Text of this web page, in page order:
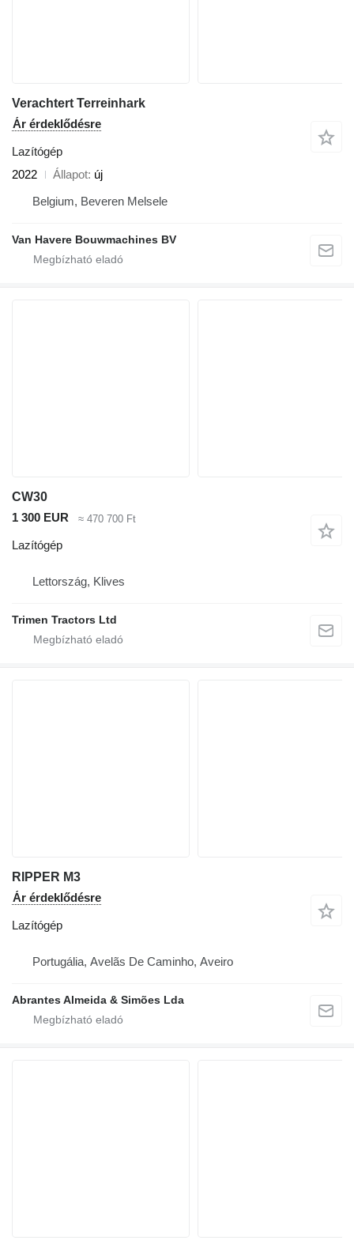
Verachtert Terreinhark
Ár érdeklődésre
Lazítógép
2022
Állapot új
Belgium, Beveren Melsele
Van Havere Bouwmachines BV
CW30
1 300 EUR
≈ 470 700 Ft
Lazítógép
Lettország, Klives
Trimen Tractors Ltd
RIPPER M3
Ár érdeklődésre
Lazítógép
Portugália, Avelãs De Caminho, Aveiro
Abrantes Almeida & Simões Lda